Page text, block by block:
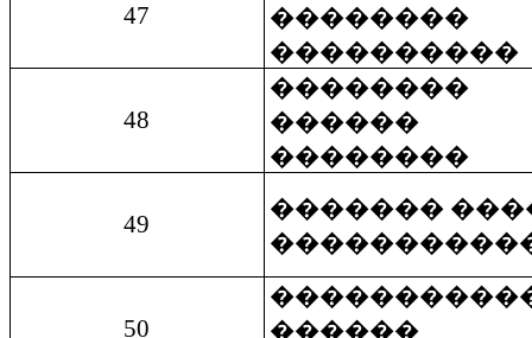
47
��������
����������
48
��������
������
��������
49
�������
50
������